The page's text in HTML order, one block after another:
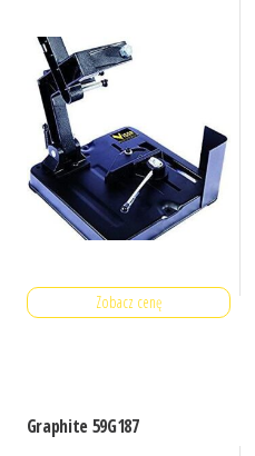
Zobacz cenę
Graphite 59G187